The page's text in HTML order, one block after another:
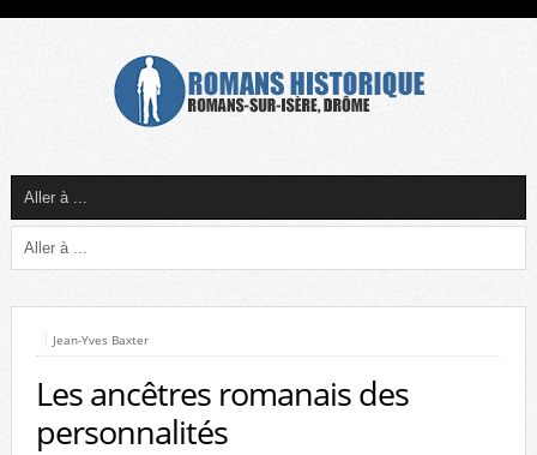
Jean-Yves Baxter
Les ancêtres romanais des
personnalités